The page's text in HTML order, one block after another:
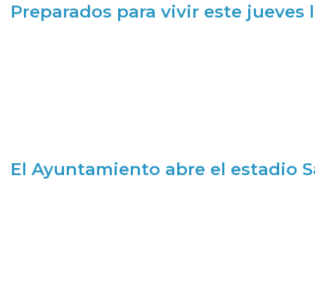
Preparados para vivir este jueves
El Ayuntamiento abre el estadio